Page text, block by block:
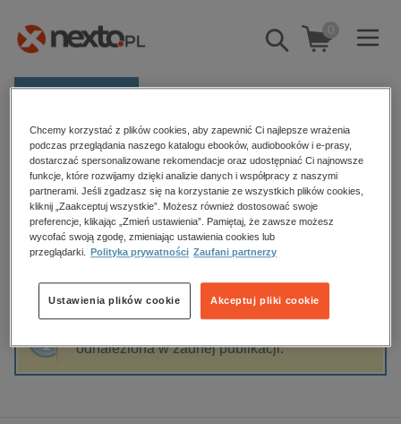
Pokaż/schowaj
wyszukiwarkę
0
Kategorie
Zobacz wszystkie E-prasa
budownictwo, aranżacja wnętrz
biznesowe, branżowe, gospodarka
dzienniki
edukacja
hobby, sport, rozrywka
komputery, internet, technologie, informatyka
Strona główna Andrzej Kozina
Andrzej Kozina
Sortowanie Filtrowanie
odnaleziona w żadnej publikacji.
Chcemy korzystać z plików cookies, aby zapewnić Ci najlepsze wrażenia
podczas przeglądania naszego katalogu ebooków, audiobooków i e-prasy,
dostarczać spersonalizowane rekomendacje oraz udostępniać Ci najnowsze
funkcje, które rozwijamy dzięki analizie danych i współpracy z naszymi
partnerami. Jeśli zgadzasz się na korzystanie ze wszystkich plików cookies,
kliknij „Zaakceptuj wszystkie”. Możesz również dostosować swoje
preferencje, klikając „Zmień ustawienia”. Pamiętaj, że zawsze możesz
wycofać swoją zgodę, zmieniając ustawienia cookies lub
przeglądarki.
Polityka prywatności Zaufani partnerzy
Akceptuj pliki cookie
Ustawienia plików cookie